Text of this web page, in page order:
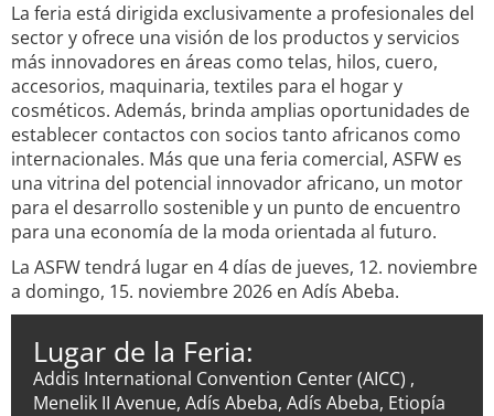
La feria está dirigida exclusivamente a profesionales del
sector y ofrece una visión de los productos y servicios
más innovadores en áreas como telas, hilos, cuero,
accesorios, maquinaria, textiles para el hogar y
cosméticos. Además, brinda amplias oportunidades de
establecer contactos con socios tanto africanos como
internacionales. Más que una feria comercial, ASFW es
una vitrina del potencial innovador africano, un motor
para el desarrollo sostenible y un punto de encuentro
para una economía de la moda orientada al futuro.
La ASFW tendrá lugar en 4 días de jueves, 12. noviembre
a domingo, 15. noviembre 2026 en Adís Abeba.
Lugar de la Feria:
Addis International Convention Center (AICC) ,
Menelik II Avenue, Adís Abeba, Adís Abeba, Etiopía